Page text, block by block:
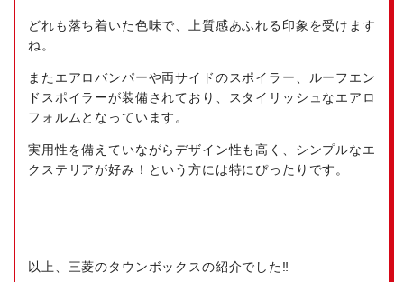
どれも落ち着いた色味で、上質感あふれる印象を受けます
ね。
またエアロバンパーや両サイドのスポイラー、ルーフエン
ドスポイラーが装備されており、スタイリッシュなエアロ
フォルムとなっています。
実用性を備えていながらデザイン性も高く、シンプルなエ
クステリアが好み！という方には特にぴったりです。
以上、三菱のタウンボックスの紹介でした‼